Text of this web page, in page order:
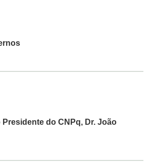
Presidente do CNPq, Dr. João